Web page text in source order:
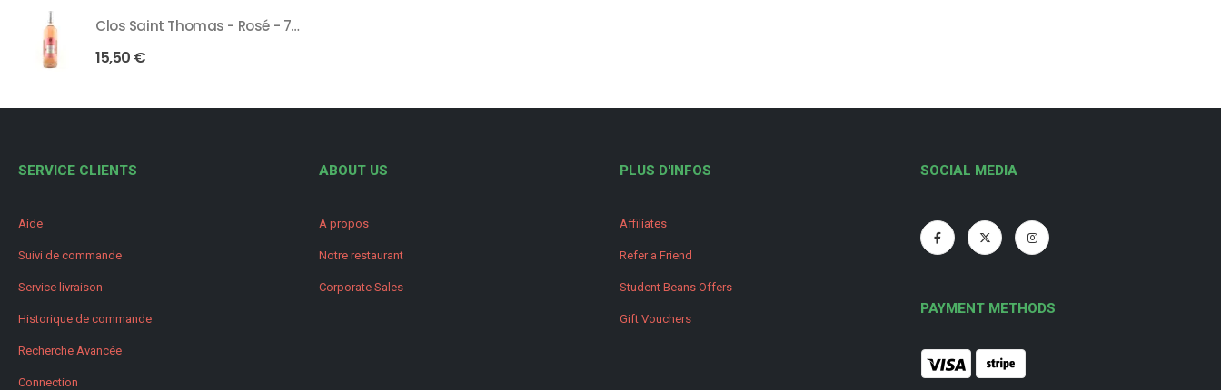
Clos Saint Thomas - Rosé - 75 Cl
15,50 €
SERVICE CLIENTS
Aide
Suivi de commande
Service livraison
Historique de commande
Recherche Avancée
Connection
ABOUT US
A propos
Notre restaurant
Corporate Sales
PLUS D'INFOS
Affiliates
Refer a Friend
Student Beans Offers
Gift Vouchers
SOCIAL MEDIA
PAYMENT METHODS